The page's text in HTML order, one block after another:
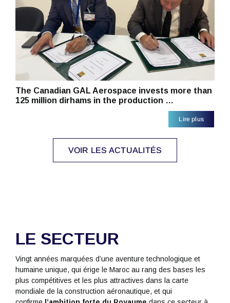
The Canadian GAL Aerospace invests more than
125 million dirhams in the production …
Lire plus
VOIR LES ACTUALITÉS
LE SECTEUR
Vingt années marquées d’une aventure technologique et
humaine unique, qui érige le Maroc au rang des bases les
plus compétitives et les plus attractives dans la carte
mondiale de la construction aéronautique, et qui